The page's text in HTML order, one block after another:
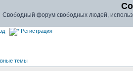
Свободный форум свободных людей,
Регистрация
темы